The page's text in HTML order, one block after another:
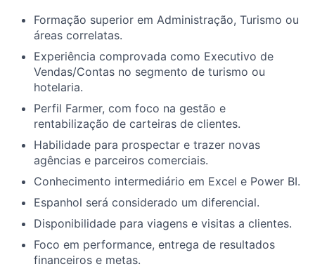
Formação superior em Administração, Turismo ou
áreas correlatas.
Experiência comprovada como Executivo de
Vendas/Contas no segmento de turismo ou
hotelaria.
Perfil Farmer, com foco na gestão e
rentabilização de carteiras de clientes.
Habilidade para prospectar e trazer novas
agências e parceiros comerciais.
Conhecimento intermediário em Excel e Power BI.
Espanhol será considerado um diferencial.
Disponibilidade para viagens e visitas a clientes.
Foco em performance, entrega de resultados
financeiros e metas.